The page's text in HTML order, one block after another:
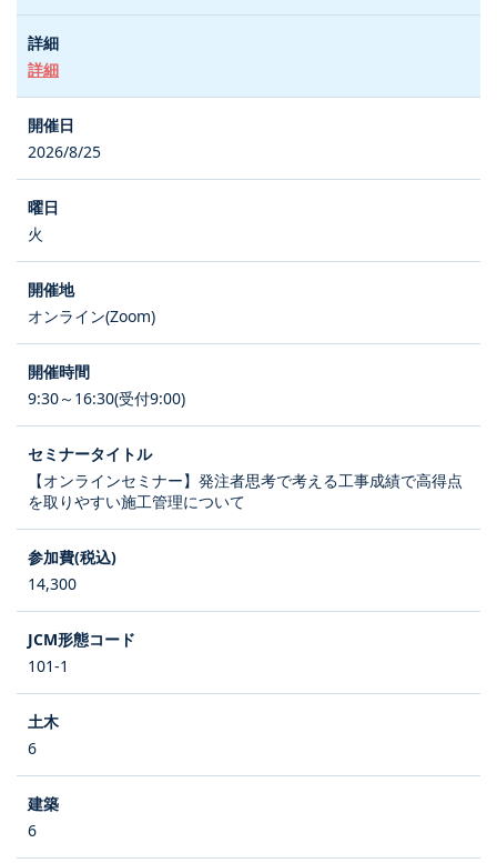
詳細
2026/8/25
火
オンライン(Zoom)
9:30～16:30(受付9:00)
【オンラインセミナー】発注者思考で考える工事成績で高得点
を取りやすい施工管理について
14,300
101-1
6
6